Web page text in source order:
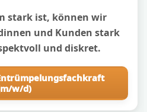
stark ist, können wir
und Kunden stark
und diskret.
w/d)